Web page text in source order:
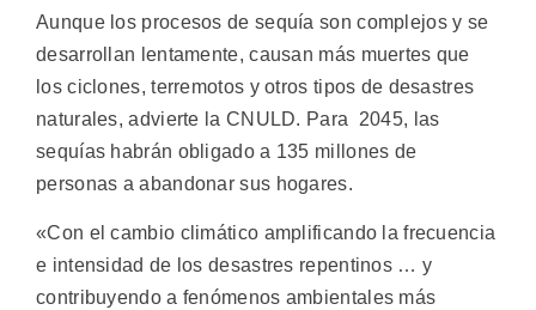
Aunque los procesos de sequía son complejos y se
desarrollan lentamente, causan más muertes que
los ciclones, terremotos y otros tipos de desastres
naturales, advierte la CNULD. Para 2045, las
sequías habrán obligado a 135 millones de
personas a abandonar sus hogares.
«Con el cambio climático amplificando la frecuencia
e intensidad de los desastres repentinos … y
contribuyendo a fenómenos ambientales más